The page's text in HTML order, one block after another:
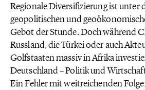
Regionale Diversifizierung ist unter
geopolitischen und
Gebot der Stunde. Doch während
Russland, die Türkei oder auch
Golfstaaten massiv in Afrika
Deutschland – Politik und
Ein Fehler mit weitreichenden